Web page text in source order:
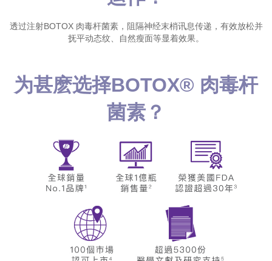
透过注射BOTOX 肉毒杆菌素，阻隔神经末梢讯息传递，有效放松并
抚平动态纹、自然瘦面等显着效果。
为甚麽选择BOTOX® 肉毒杆
菌素？